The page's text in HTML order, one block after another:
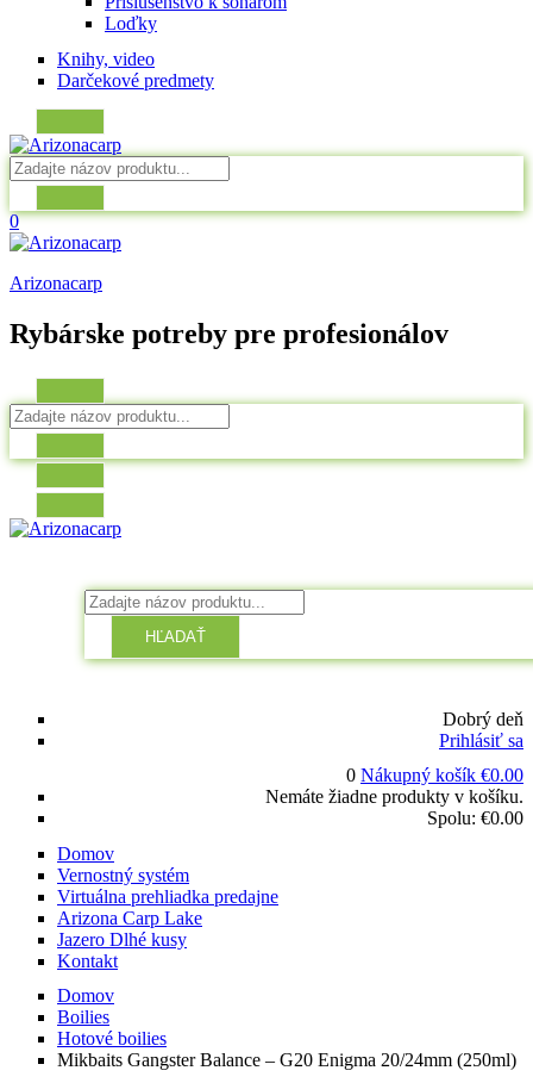
Loďky
Knihy, video
Darčekové predmety
0
Arizonacarp
Rybárske potreby pre profesionálov
HĽADAŤ
Dobrý deň
Prihlásiť sa
0 Nákupný košík €0.00
Nemáte žiadne produkty v košíku.
Spolu: €0.00
Domov
Vernostný systém
Virtuálna prehliadka predajne
Arizona Carp Lake
Jazero Dlhé kusy
Kontakt
Domov
Boilies
Hotové boilies
Mikbaits Gangster Balance – G20 Enigma 20/24mm (250ml)